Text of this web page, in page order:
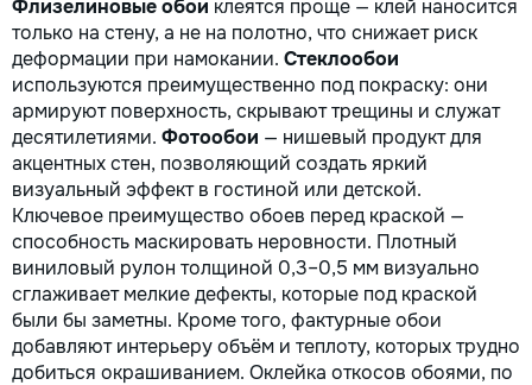
Флизелиновые обои клеятся проще — клей наносится
только на стену, а не на полотно, что снижает риск
деформации при намокании. Стеклообои
используются преимущественно под покраску: они
армируют поверхность, скрывают трещины и служат
десятилетиями. Фотообои — нишевый продукт для
акцентных стен, позволяющий создать яркий
визуальный эффект в гостиной или детской.
Ключевое преимущество обоев перед краской —
способность маскировать неровности. Плотный
виниловый рулон толщиной 0,3–0,5 мм визуально
сглаживает мелкие дефекты, которые под краской
были бы заметны. Кроме того, фактурные обои
добавляют интерьеру объём и теплоту, которых трудно
добиться окрашиванием. Оклейка откосов обоями, по